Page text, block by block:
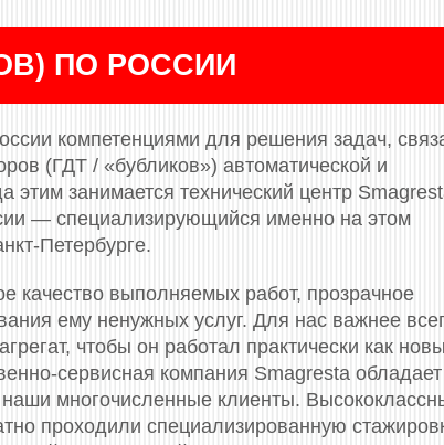
ПО РОССИИ
компетенциями для решения задач,
(ГДТ / «бубликов») автоматической и
занимается технический центр
— специализирующийся именно на этом
Петербурге.
качество выполняемых работ, прозрачное
ему ненужных услуг. Для нас важнее
чтобы он работал практически как
сервисная компания Smagresta
многочисленные клиенты.
проходили специализированную